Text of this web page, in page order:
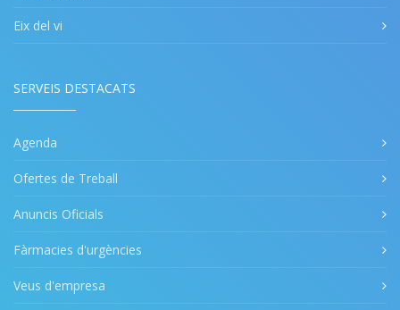
Eix del vi
SERVEIS DESTACATS
Agenda
Ofertes de Treball
Anuncis Oficials
Fàrmacies d'urgències
Veus d'empresa